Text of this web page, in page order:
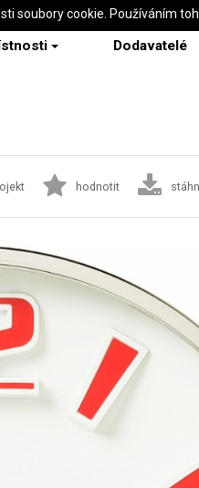
Dodavatelé
hodnotit
soubory cookie. Používáním